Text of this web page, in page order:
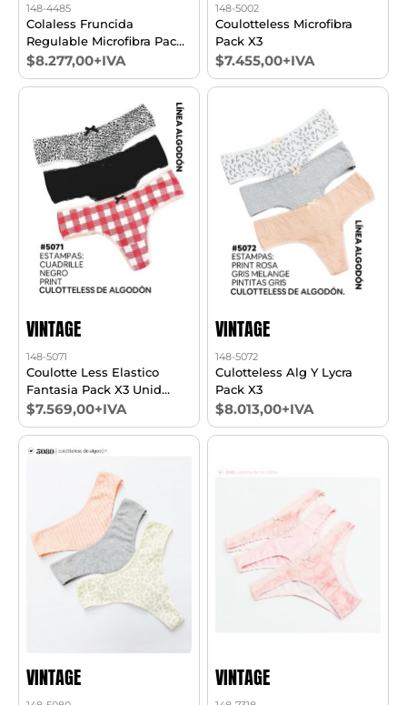
148-4485
Colaless Fruncida
Regulable Microfibra Pack
X3
$8.277,00+IVA
148-5002
Coulotteless Microfibra
Pack X3
$7.455,00+IVA
VINTAGE
148-5071
Coulotte Less Elastico
Fantasia Pack X3 Unid
Algodon
$7.569,00+IVA
VINTAGE
148-5072
Culotteless Alg Y Lycra
Pack X3
$8.013,00+IVA
VINTAGE VINTAGE